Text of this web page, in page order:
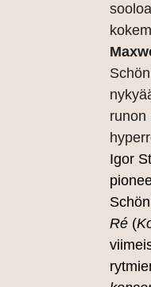
runon
Igor
Ré (